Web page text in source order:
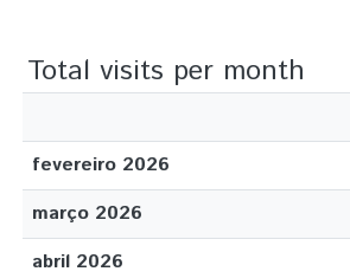
Total visits per month
fevereiro 2026
março 2026
abril 2026